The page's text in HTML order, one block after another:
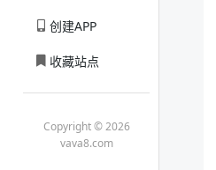
创建APP
收藏站点
Copyright © 2026
vava8.com